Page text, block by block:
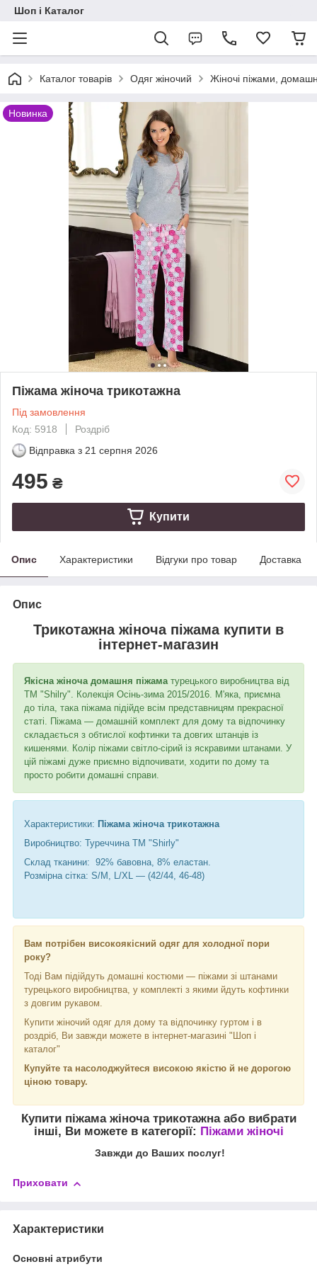
Шоп і Каталог
Каталог товарів Одяг жіночий Жіночі піжами,
Новинка
Піжама жіноча трикотажна
Під замовлення
Код: 5918
Роздріб
Відправка з 21 серпня 2026
495 ₴
Купити
Опис Характеристики Відгуки про товар Доставка
Опис
Трикотажна жіноча піжама купити в
інтернет-магазин
Якісна жіноча домашня піжама турецького виробництва від
ТМ "Shilry". Колекція Осінь-зима 2015/2016. М'яка, приємна
до тіла, така піжама підійде всім представницям прекрасної
статі. Піжама — домашній комплект для дому та відпочинку
складається з обтислої кофтинки та довгих штанців із
кишенями. Колір піжами світло-сірий із яскравими штанами. У
цій піжамі дуже приємно відпочивати, ходити по дому та
просто робити домашні справи.
Характеристики: Піжама жіноча трикотажна
Виробництво: Туреччина ТМ "Shirly"
Склад тканини: 92% бавовна, 8% еластан.
Розмірна сітка: S/M, L/XL ― (42/44, 46-48)
Вам потрібен високоякісний одяг для холодної пори
року?
Тоді Вам підійдуть домашні костюми — піжами зі штанами
турецького виробництва, у комплекті з якими йдуть кофтинки
з довгим рукавом.
Купити жіночий одяг для дому та відпочинку гуртом і в
роздріб, Ви завжди можете в інтернет-магазині "Шоп і
каталог"
Купуйте та насолоджуйтеся високою якістю й не дорогою
ціною товару.
Купити піжама жіноча трикотажна або вибрати
інші, Ви можете в категорії: Піжами жіночі
Завжди до Ваших послуг!
Приховати
Характеристики
Основні атрибути